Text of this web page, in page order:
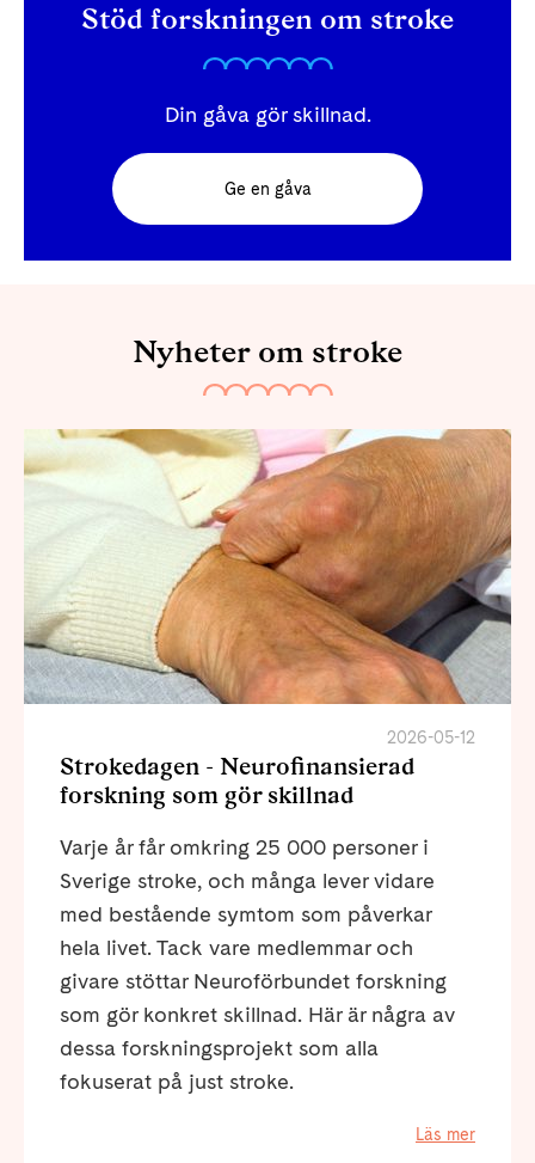
Stöd forskningen om stroke
Din gåva gör skillnad.
Ge en gåva
Nyheter om stroke
2026-05-12
Strokedagen - Neurofinansierad
forskning som gör skillnad
Varje år får omkring 25 000 personer i
Sverige stroke, och många lever vidare
med bestående symtom som påverkar
hela livet. Tack vare medlemmar och
givare stöttar Neuroförbundet forskning
som gör konkret skillnad. Här är några av
dessa forskningsprojekt som alla
fokuserat på just stroke.
Läs mer